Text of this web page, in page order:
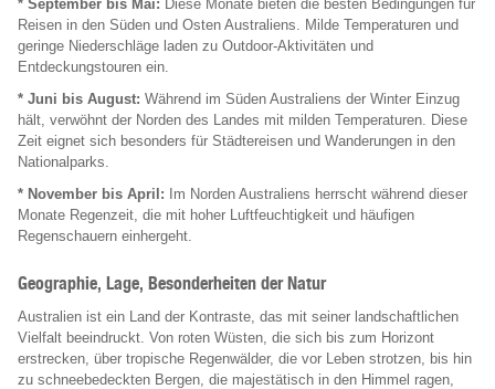
* September bis Mai: Diese Monate bieten die besten Bedingungen für
Reisen in den Süden und Osten Australiens. Milde Temperaturen und
geringe Niederschläge laden zu Outdoor-Aktivitäten und
Entdeckungstouren ein.
* Juni bis August: Während im Süden Australiens der Winter Einzug
hält, verwöhnt der Norden des Landes mit milden Temperaturen. Diese
Zeit eignet sich besonders für Städtereisen und Wanderungen in den
Nationalparks.
* November bis April:
Im Norden Australiens herrscht während dieser
Monate Regenzeit, die mit hoher Luftfeuchtigkeit und häufigen
Regenschauern einhergeht.
Geographie, Lage, Besonderheiten der Natur
Australien ist ein Land der Kontraste, das mit seiner landschaftlichen
Vielfalt beeindruckt. Von roten Wüsten, die sich bis zum Horizont
erstrecken, über tropische Regenwälder, die vor Leben strotzen, bis hin
zu schneebedeckten Bergen, die majestätisch in den Himmel ragen,